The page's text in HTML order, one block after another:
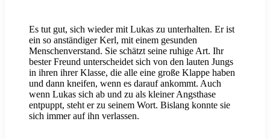
Es tut gut, sich wieder mit Lukas zu unterhalten. Er ist
ein so anständiger Kerl, mit einem gesunden
Menschenverstand. Sie schätzt seine ruhige Art. Ihr
bester Freund unterscheidet sich von den lauten Jungs
in ihren ihrer Klasse, die alle eine große Klappe haben
und dann kneifen, wenn es darauf ankommt. Auch
wenn Lukas sich ab und zu als kleiner Angsthase
entpuppt, steht er zu seinem Wort. Bislang konnte sie
sich immer auf ihn verlassen.